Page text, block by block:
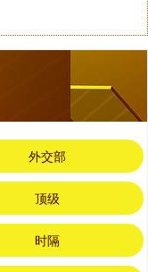
外交部
顶级
时隔